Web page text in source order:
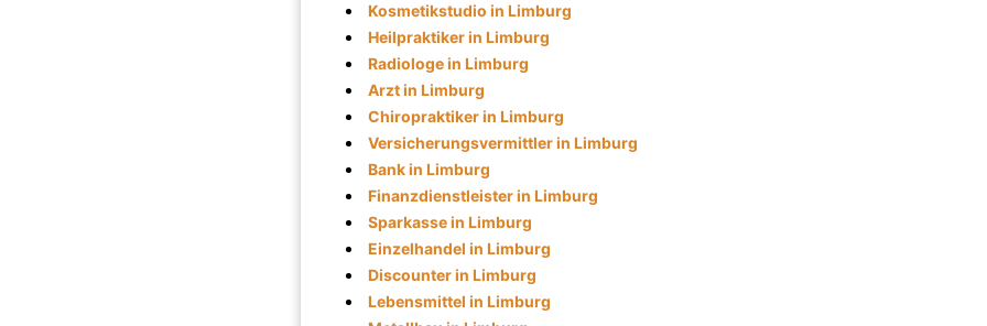
Kosmetikstudio in Limburg
Heilpraktiker in Limburg
Radiologe in Limburg
Arzt in Limburg
Chiropraktiker in Limburg
Versicherungsvermittler in Limburg
Bank in Limburg
Finanzdienstleister in Limburg
Sparkasse in Limburg
Einzelhandel in Limburg
Discounter in Limburg
Lebensmittel in Limburg